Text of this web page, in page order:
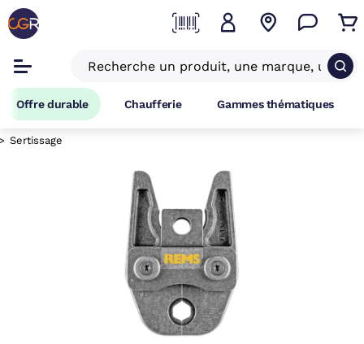
Offre durable Chaufferie Gammes thématiques
Sertissage